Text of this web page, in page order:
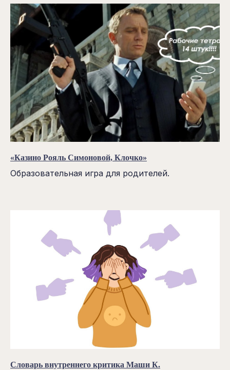
«Казино Рояль Симоновой, Клочко»
Образовательная игра для родителей.
Словарь внутреннего критика Маши К.